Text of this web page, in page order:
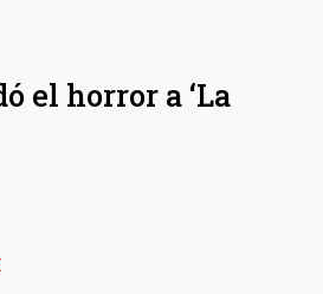
el horror a ‘La